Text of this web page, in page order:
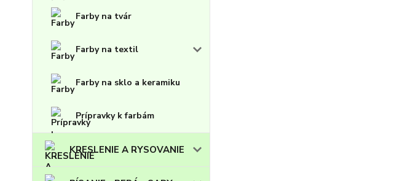
Farby na tvár
Farby na textil
Farby na sklo a keramiku
Prípravky k farbám
KRESLENIE A RYSOVANIE